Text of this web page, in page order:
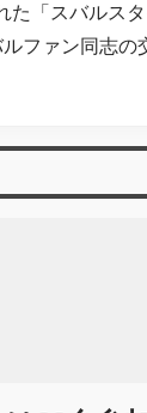
「スバルス
ファン同志の